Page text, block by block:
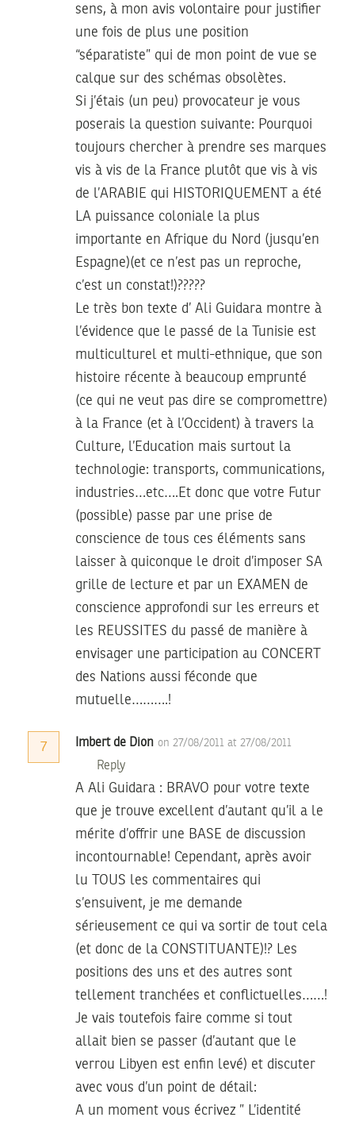
sens, à mon avis volontaire pour justifier
une fois de plus une position
“séparatiste” qui de mon point de vue se
calque sur des schémas obsolètes.
Si j’étais (un peu) provocateur je vous
poserais la question suivante: Pourquoi
toujours chercher à prendre ses marques
vis à vis de la France plutôt que vis à vis
de l’ARABIE qui HISTORIQUEMENT a été
LA puissance coloniale la plus
importante en Afrique du Nord (jusqu’en
Espagne)(et ce n’est pas un reproche,
c’est un constat!)?????
Le très bon texte d’ Ali Guidara montre à
l’évidence que le passé de la Tunisie est
multiculturel et multi-ethnique, que son
histoire récente à beaucoup emprunté
(ce qui ne veut pas dire se compromettre)
à la France (et à l’Occident) à travers la
Culture, l’Education mais surtout la
technologie: transports, communications,
industries…etc….Et donc que votre Futur
(possible) passe par une prise de
conscience de tous ces éléments sans
laisser à quiconque le droit d’imposer SA
grille de lecture et par un EXAMEN de
conscience approfondi sur les erreurs et
les REUSSITES du passé de manière à
envisager une participation au CONCERT
des Nations aussi féconde que
mutuelle……….!
7 Imbert de Dion on 27/08/2011 at 27/08/2011
Reply
A Ali Guidara : BRAVO pour votre texte
que je trouve excellent d’autant qu’il a le
mérite d’offrir une BASE de discussion
incontournable! Cependant, après avoir
lu TOUS les commentaires qui
s’ensuivent, je me demande
sérieusement ce qui va sortir de tout cela
(et donc de la CONSTITUANTE)!? Les
positions des uns et des autres sont
tellement tranchées et conflictuelles……!
Je vais toutefois faire comme si tout
allait bien se passer (d’autant que le
verrou Libyen est enfin levé) et discuter
avec vous d’un point de détail:
A un moment vous écrivez ” L’identité